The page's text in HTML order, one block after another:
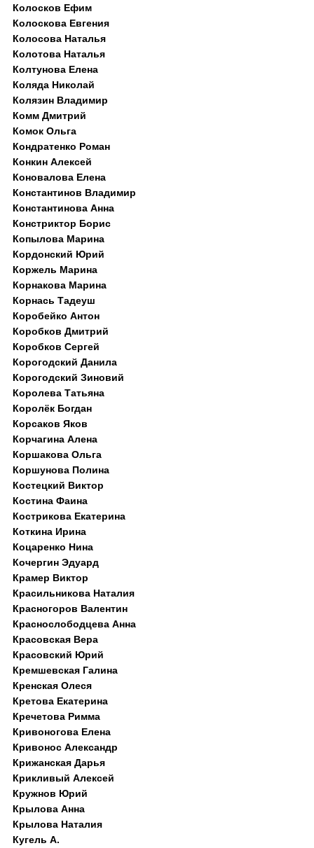
Колосков Ефим
Колоскова Евгения
Колосова Наталья
Колотова Наталья
Колтунова Елена
Коляда Николай
Колязин Владимир
Комм Дмитрий
Комок Ольга
Кондратенко Роман
Конкин Алексей
Коновалова Елена
Константинов Владимир
Константинова Анна
Констриктор Борис
Копылова Марина
Кордонский Юрий
Коржель Марина
Корнакова Марина
Корнась Тадеуш
Коробейко Антон
Коробков Дмитрий
Коробков Сергей
Корогодский Данила
Корогодский Зиновий
Королева Татьяна
Королёк Богдан
Корсаков Яков
Корчагина Алена
Коршакова Ольга
Коршунова Полина
Костецкий Виктор
Костина Фаина
Кострикова Екатерина
Коткина Ирина
Коцаренко Нина
Кочергин Эдуард
Крамер Виктор
Красильникова Наталия
Красногоров Валентин
Краснослободцева Анна
Красовская Вера
Красовский Юрий
Кремшевская Галина
Кренская Олеся
Кретова Екатерина
Кречетова Римма
Кривоногова Елена
Кривонос Александр
Крижанская Дарья
Крикливый Алексей
Кружнов Юрий
Крылова Анна
Крылова Наталия
Кугель А.